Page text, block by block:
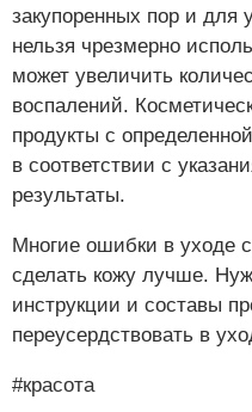
закупоренных пор и для
нельзя чрезмерно
может увеличить
воспалений.
продукты с
в соответствии с
результаты.
Многие ошибки в уходе
сделать кожу лучше.
инструкции и составы
переусердствовать в
#красота